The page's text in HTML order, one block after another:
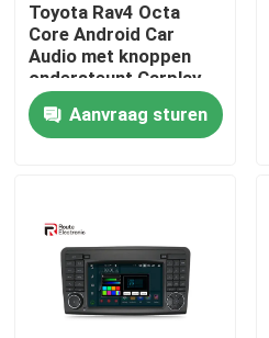
Contacteer ons
nieuws
Vraag een offerte aan
Toyota Rav4 Octa
Core Android Car
Audio met knoppen
ondersteunt Carplay
Aanvraag sturen